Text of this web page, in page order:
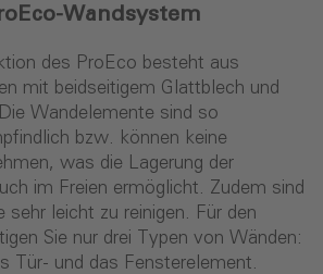
Wandsystem
des ProEco besteht aus
mit beidseitigem Glattblech und
Wandelemente sind so
bzw. können keine
was die Lagerung der
im Freien ermöglicht. Zudem sind
sehr leicht zu reinigen. Für den
Sie nur drei Typen von Wänden:
Tür- und das Fensterelement.